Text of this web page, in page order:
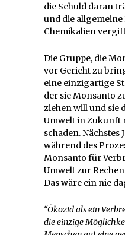
die Schuld daran
und die
Chemikalien
Die Gruppe, die
vor Gericht zu
eine einzigartige
der sie Monsanto
ziehen will und sie
Umwelt in Zukunft
schaden. Nächstes
während des
Monsanto für
Umwelt zur
Das wäre ein nie
“Ökozid als ein
die einzige